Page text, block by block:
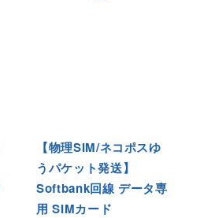
【物理SIM/ネコポスゆ
うパケット発送】
Softbank回線 データ専
用 SIMカード